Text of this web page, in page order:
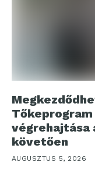
végrehajtása
követően
AUGUSZTUS 5, 2026